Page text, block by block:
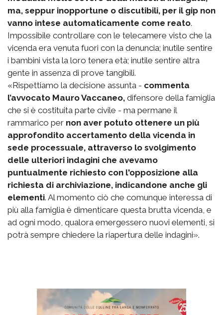
ma, seppur inopportune o discutibili, per il gip non
vanno intese automaticamente come reato.
Impossibile controllare con le telecamere visto che la
vicenda era venuta fuori con la denuncia; inutile sentire
i bambini vista la loro tenera età; inutile sentire altra
gente in assenza di prove tangibili.
«Rispettiamo la decisione assunta - commenta
l’avvocato Mauro Vaccaneo, difensore della famiglia
che si è costituita parte civile - ma permane il
rammarico per non aver potuto ottenere un più
approfondito accertamento della vicenda in
sede processuale, attraverso lo svolgimento
delle ulteriori indagini che avevamo
puntualmente richiesto con l'opposizione alla
richiesta di archiviazione, indicandone anche gli
elementi. Al momento ciò che comunque interessa di
più alla famiglia è dimenticare questa brutta vicenda, e
ad ogni modo, qualora emergessero nuovi elementi, si
potrà sempre chiedere la riapertura delle indagini».